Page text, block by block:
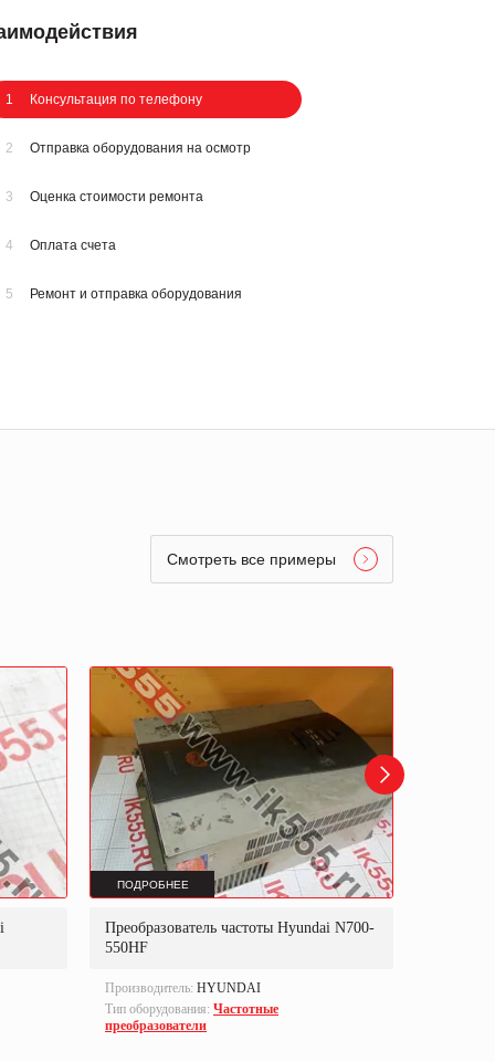
1 Консультация по телефону
2 Отправка оборудования на осмотр
3 Оценка стоимости ремонта
4 Оплата счета
5 Ремонт и отправка оборудования
Смотреть все примеры
ПОДРОБНЕЕ
Преобразователь частоты Hyundai N700-
550HF
Производитель: HYUNDAI
Тип оборудования: Частотные
преобразователи